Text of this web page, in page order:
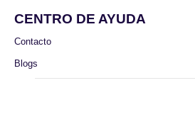
CENTRO DE AYUDA
Contacto
Blogs